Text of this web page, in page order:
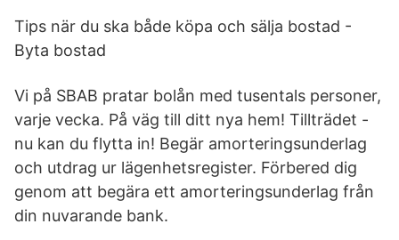
Tips när du ska både köpa och sälja bostad -
Byta bostad
Vi på SBAB pratar bolån med tusentals personer,
varje vecka. På väg till ditt nya hem! Tillträdet -
nu kan du flytta in! Begär amorteringsunderlag
och utdrag ur lägenhetsregister. Förbered dig
genom att begära ett amorteringsunderlag från
din nuvarande bank.